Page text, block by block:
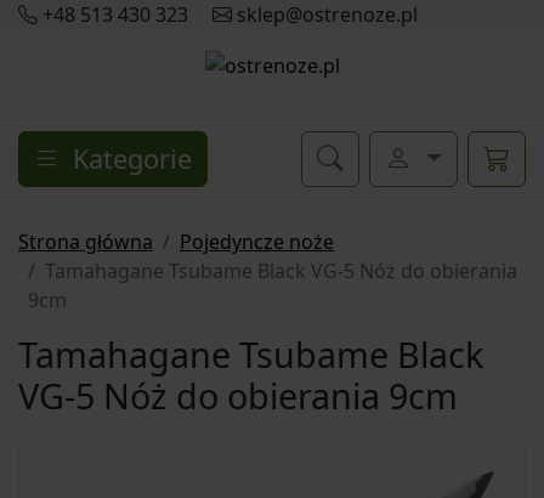
+48 513 430 323 sklep@ostrenoze.pl
Kategorie
Strona główna
Pojedyncze noże
Tamahagane Tsubame Black VG-5 Nóż do obierania
9cm
Tamahagane Tsubame Black
VG-5 Nóż do obierania 9cm